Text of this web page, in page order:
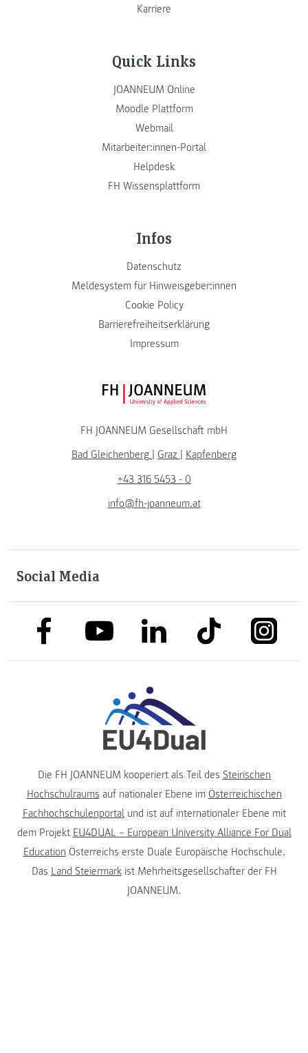
Karriere
Quick Links
JOANNEUM Online
Moodle Plattform
Webmail
Mitarbeiter:innen-Portal
Helpdesk
FH Wissensplattform
Infos
Datenschutz
Meldesystem für Hinweisgeber:innen
Cookie Policy
Barrierefreiheitserklärung
Impressum
FH JOANNEUM Logo
FH JOANNEUM Gesellschaft mbH
Bad Gleichenberg
Graz
Kapfenberg
+43 316 5453 - 0
info@fh-joanneum.at
Social Media
link to facebooklink to youtubelink to linkedinlink to tiktok
Die FH JOANNEUM kooperiert als Teil des Steirischen
Hochschulraums auf nationaler Ebene im Österreichischen
Fachhochschulenportalund ist auf internationaler Ebene mit
dem Projekt EU4DUAL – European University Alliance For Dual
Education Österreichs erste Duale Europäische Hochschule.
Das Land Steiermarkist Mehrheitsgesellschafter der FH
JOANNEUM.